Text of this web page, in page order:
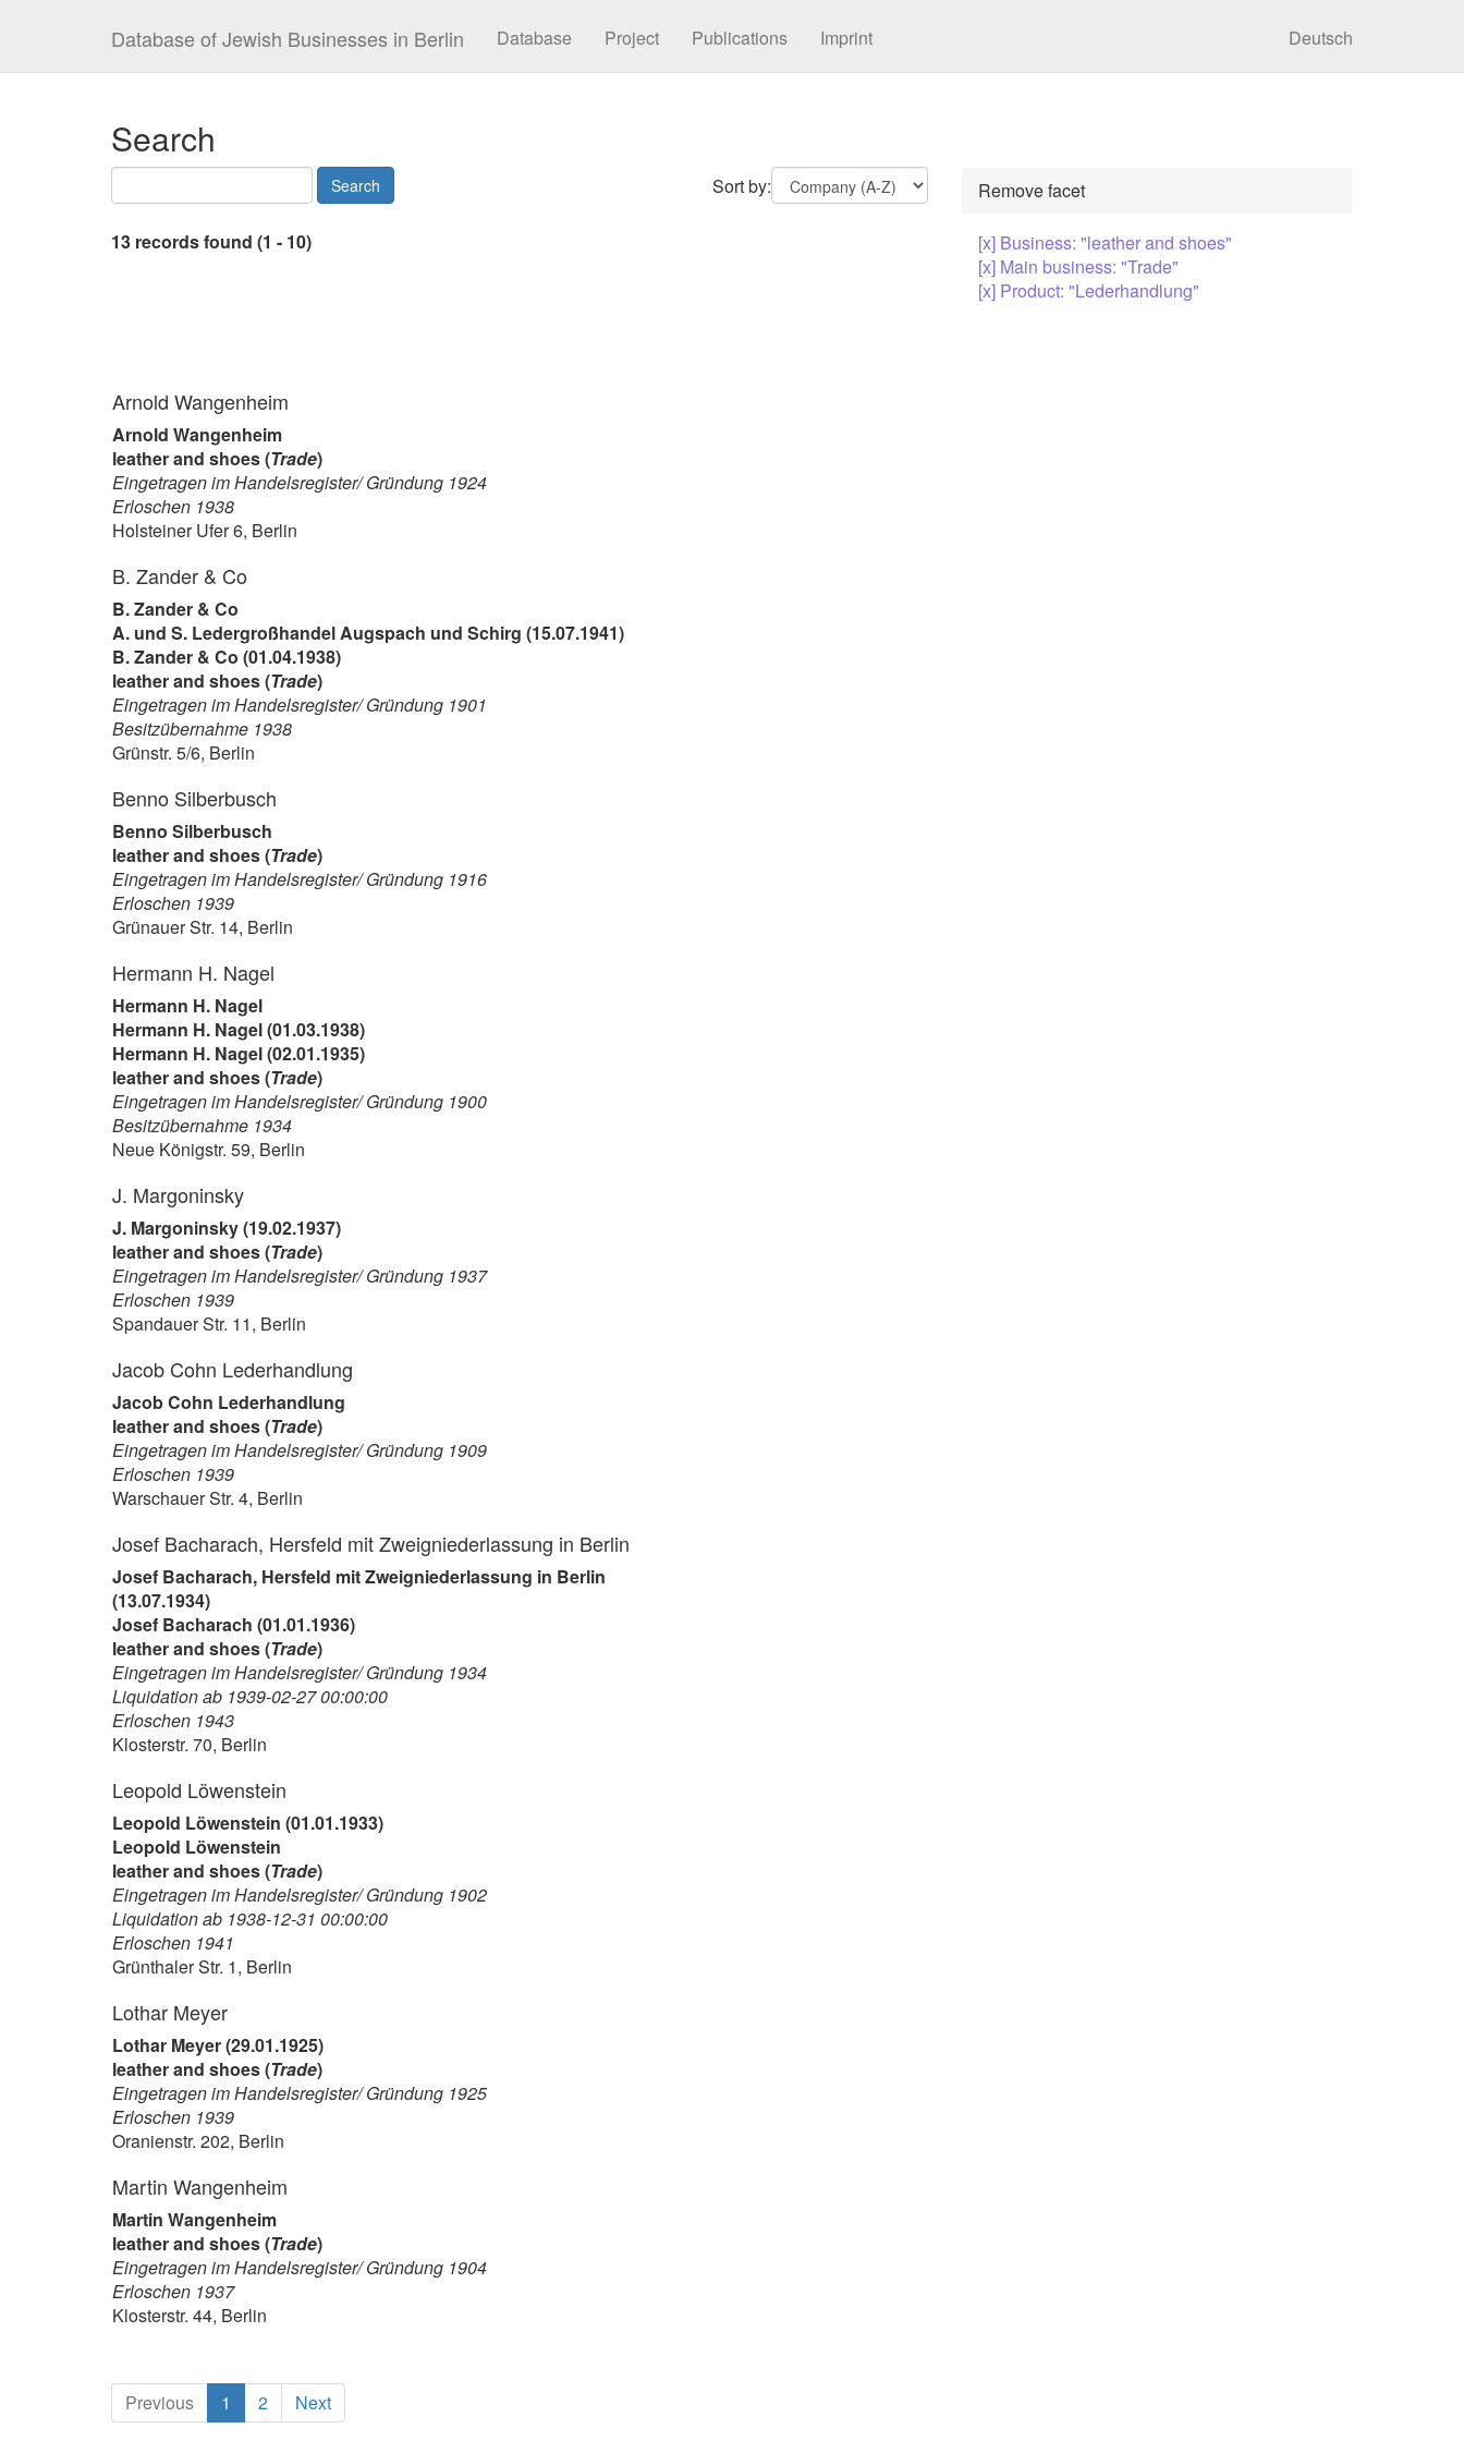
Database of Jewish Businesses in Berlin Database Project Publications Imprint Deutsch
Search
Sort by:
13 records found (1 - 10)
Remove facet
[x] Business: "leather and shoes"
[x] Main business: "Trade"
[x] Product: "Lederhandlung"
Arnold Wangenheim
Arnold Wangenheim
leather and shoes (Trade)
Eingetragen im Handelsregister/ Gründung 1924
Erloschen 1938
Holsteiner Ufer 6, Berlin
B. Zander & Co
B. Zander & Co
A. und S. Ledergroßhandel Augspach und Schirg (15.07.1941)
B. Zander & Co (01.04.1938)
leather and shoes (Trade)
Eingetragen im Handelsregister/ Gründung 1901
Besitzübernahme 1938
Grünstr. 5/6, Berlin
Benno Silberbusch
Benno Silberbusch
leather and shoes (Trade)
Eingetragen im Handelsregister/ Gründung 1916
Erloschen 1939
Grünauer Str. 14, Berlin
Hermann H. Nagel
Hermann H. Nagel
Hermann H. Nagel (01.03.1938)
Hermann H. Nagel (02.01.1935)
leather and shoes (Trade)
Eingetragen im Handelsregister/ Gründung 1900
Besitzübernahme 1934
Neue Königstr. 59, Berlin
J. Margoninsky
J. Margoninsky (19.02.1937)
leather and shoes (Trade)
Eingetragen im Handelsregister/ Gründung 1937
Erloschen 1939
Spandauer Str. 11, Berlin
Jacob Cohn Lederhandlung
Jacob Cohn Lederhandlung
leather and shoes (Trade)
Eingetragen im Handelsregister/ Gründung 1909
Erloschen 1939
Warschauer Str. 4, Berlin
Josef Bacharach, Hersfeld mit Zweigniederlassung in Berlin
Josef Bacharach, Hersfeld mit Zweigniederlassung in Berlin
(13.07.1934)
Josef Bacharach (01.01.1936)
leather and shoes (Trade)
Eingetragen im Handelsregister/ Gründung 1934
Liquidation ab 1939-02-27 00:00:00
Erloschen 1943
Klosterstr. 70, Berlin
Leopold Löwenstein
Leopold Löwenstein (01.01.1933)
Leopold Löwenstein
leather and shoes (Trade)
Eingetragen im Handelsregister/ Gründung 1902
Liquidation ab 1938-12-31 00:00:00
Erloschen 1941
Grünthaler Str. 1, Berlin
Lothar Meyer
Lothar Meyer (29.01.1925)
leather and shoes (Trade)
Eingetragen im Handelsregister/ Gründung 1925
Erloschen 1939
Oranienstr. 202, Berlin
Martin Wangenheim
Martin Wangenheim
leather and shoes (Trade)
Eingetragen im Handelsregister/ Gründung 1904
Erloschen 1937
Klosterstr. 44, Berlin
Previous 1 (current)
2 Next